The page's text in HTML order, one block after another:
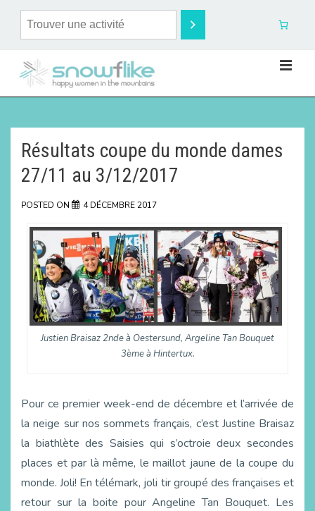
Résultats coupe du monde dames
27/11 au 3/12/2017
POSTED ON 4 DÉCEMBRE 2017
Justien Braisaz 2nde à Oestersund, Argeline Tan Bouquet
3ème à Hintertux.
Pour ce premier week-end de décembre et l’arrivée de
la neige sur nos sommets français, c’est Justine Braisaz
la biathlète des Saisies qui s’octroie deux secondes
places et par là même, le maillot jaune de la coupe du
monde. Joli! En télémark, joli tir groupé des françaises et
retour sur la boite pour Angeline Tan Bouquet. Les